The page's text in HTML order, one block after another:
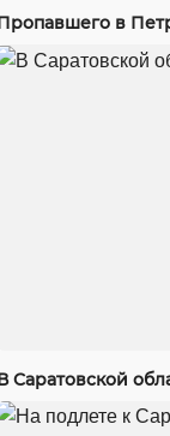
в
Саратовской